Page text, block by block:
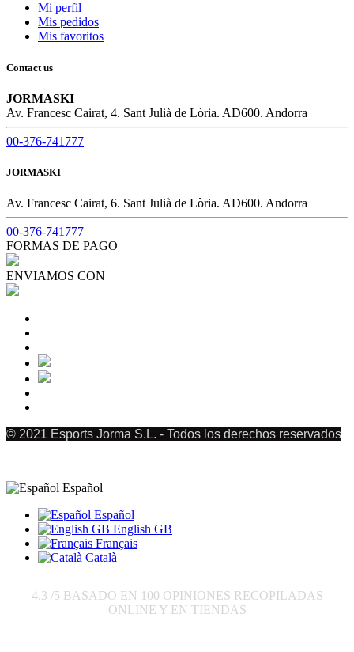
Mi perfil
Mis pedidos
Mis favoritos
Contact us
JORMASKI
Av. Francesc Cairat, 4. Sant Julià de Lòria. AD600. Andorra
00-376-741777
JORMASKI
Av. Francesc Cairat, 6. Sant Julià de Lòria. AD600. Andorra
00-376-741777
FORMAS DE PAGO
ENVIAMOS CON
© 2021 Esports Jorma S.L. - Todos los derechos reservados
Español
Español
English GB
Français
Català
4.3 /5 BASADO EN 100 OPINIONES RECOPILADAS
ONLINE Y EN TIENDAS